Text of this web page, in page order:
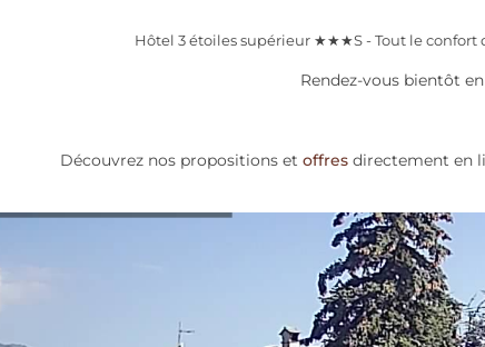
Hôtel 3 étoiles supérieur ★★★S - Tout le confort
Rendez-vous bientôt
Découvrez nos propositions et offres directement en